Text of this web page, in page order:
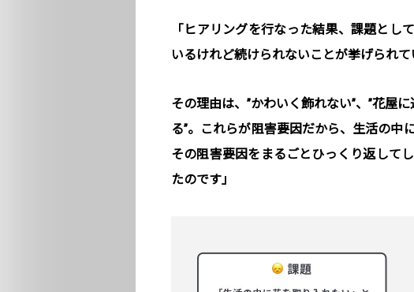
「ヒアリングを行なった結果、課題とし
いるけれど続けられないことが挙げられて
その理由は、”かわいく飾れない”、”花屋
る”。これらが阻害要因だから、生活の中
その阻害要因をまるごとひっくり返して
たのです」